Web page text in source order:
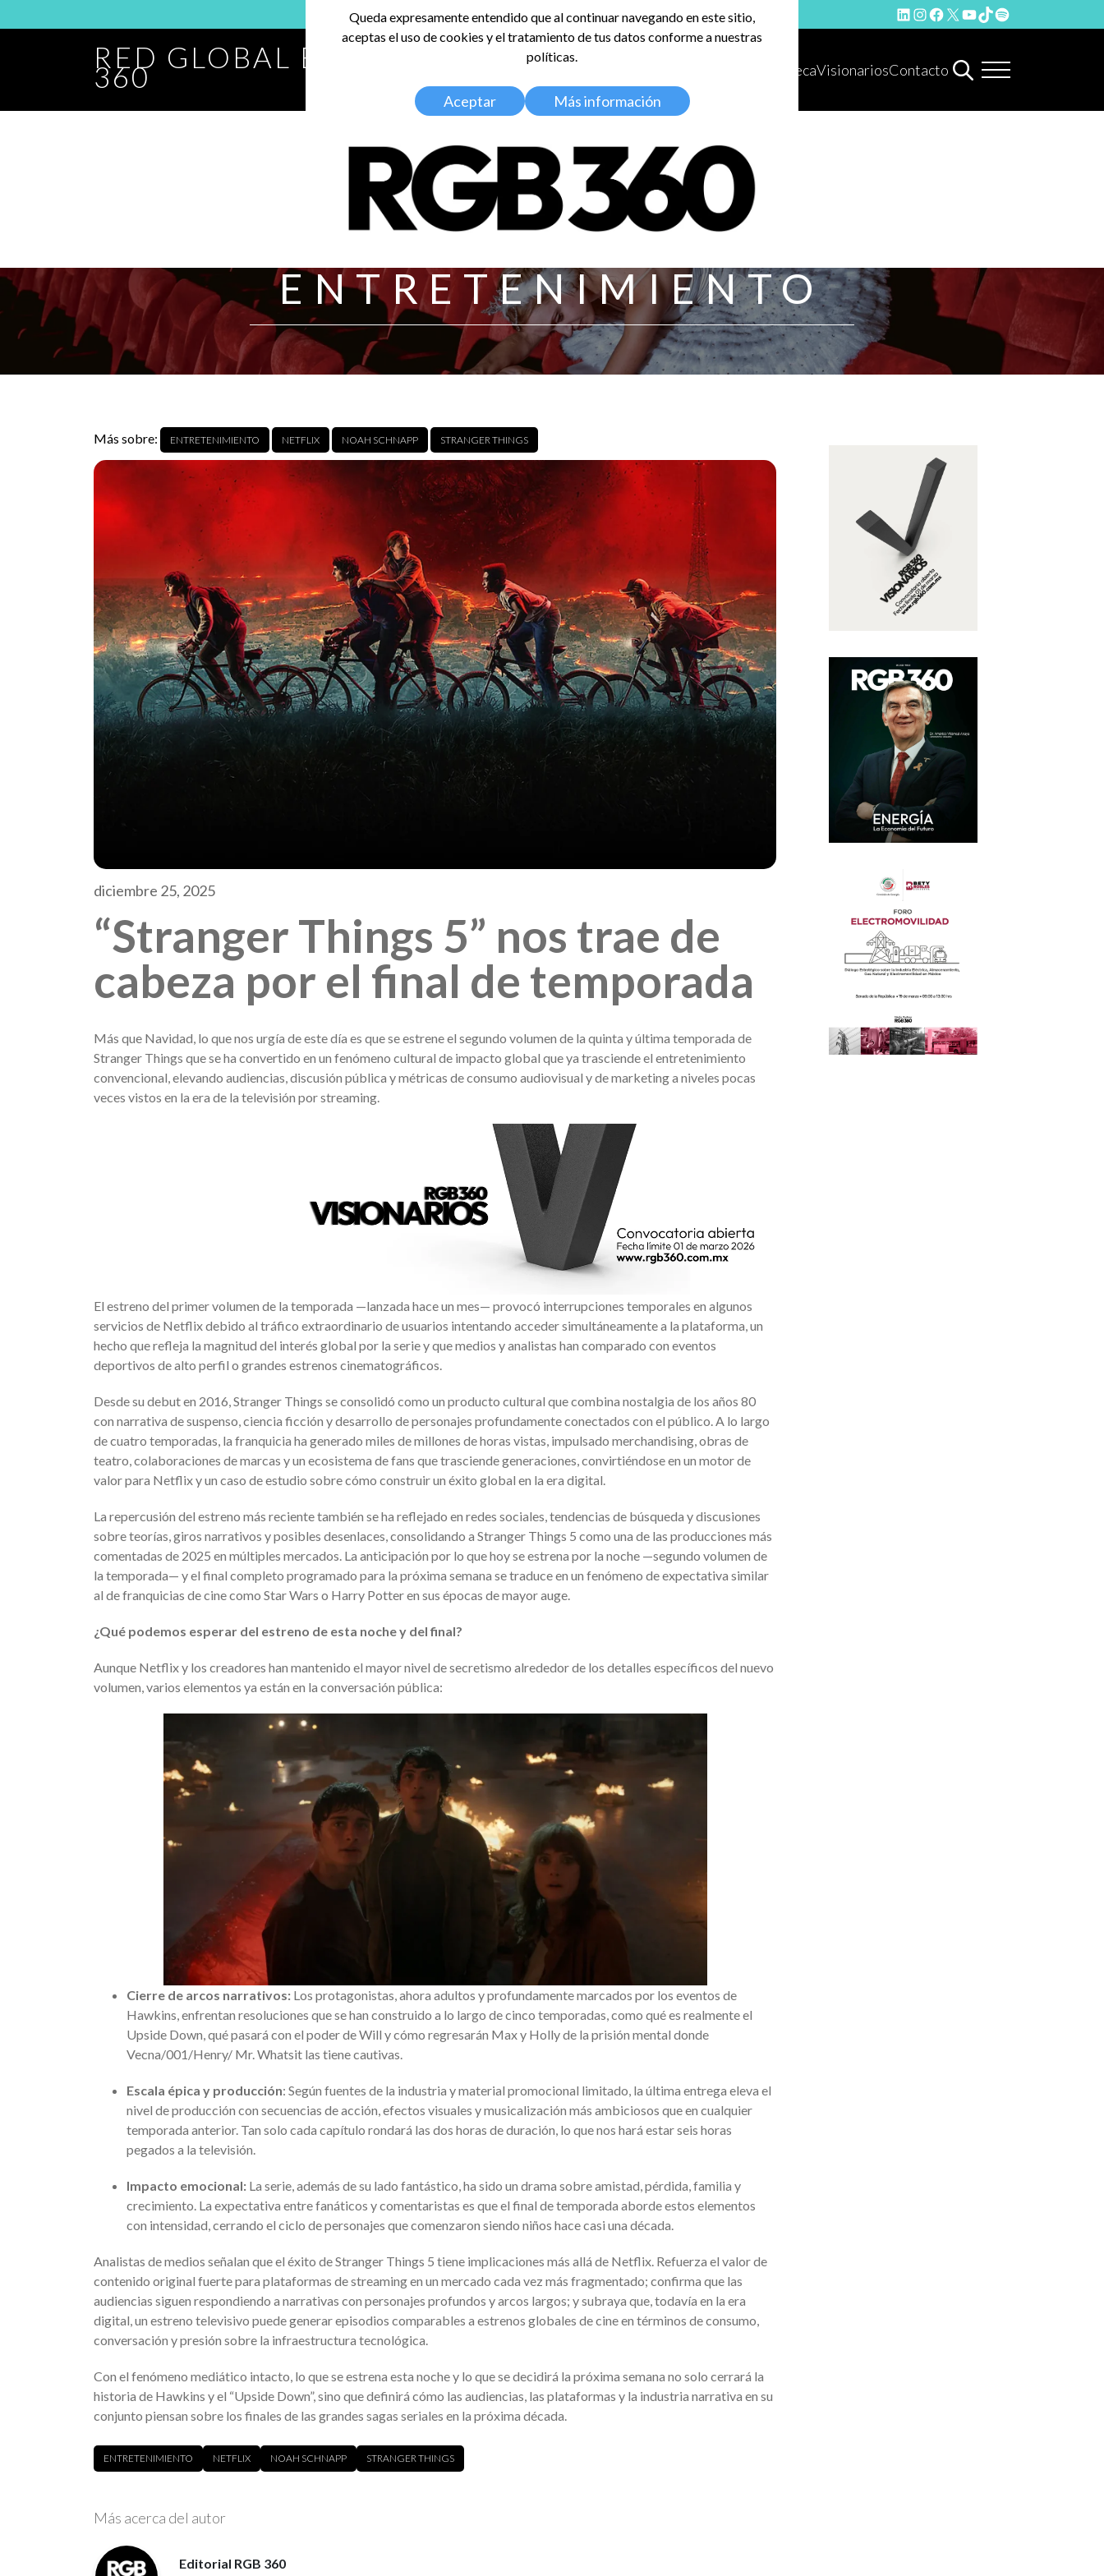
LinkedIn
Instagram
Facebook
X YouTube
TikTok
Spotify
RED GLOBAL BALDOSA
360 HemerotecaVisionariosContacto
ENTRETENIMIENTO
Más sobre: ENTRETENIMIENTO NETFLIX NOAH SCHNAPP STRANGER THINGS
diciembre 25, 2025
“Stranger Things 5” nos trae de
cabeza por el final de temporada
Más que Navidad, lo que nos urgía de este día es que se estrene el segundo volumen de la quinta y última temporada de
Stranger Things que se ha convertido en un fenómeno cultural de impacto global que ya trasciende el entretenimiento
convencional, elevando audiencias, discusión pública y métricas de consumo audiovisual y de marketing a niveles pocas
veces vistos en la era de la televisión por streaming.
El estreno del primer volumen de la temporada —lanzada hace un mes— provocó interrupciones temporales en algunos
servicios de Netflix debido al tráfico extraordinario de usuarios intentando acceder simultáneamente a la plataforma, un
hecho que refleja la magnitud del interés global por la serie y que medios y analistas han comparado con eventos
deportivos de alto perfil o grandes estrenos cinematográficos.
Desde su debut en 2016, Stranger Things se consolidó como un producto cultural que combina nostalgia de los años 80
con narrativa de suspenso, ciencia ficción y desarrollo de personajes profundamente conectados con el público. A lo largo
de cuatro temporadas, la franquicia ha generado miles de millones de horas vistas, impulsado merchandising, obras de
teatro, colaboraciones de marcas y un ecosistema de fans que trasciende generaciones, convirtiéndose en un motor de
valor para Netflix y un caso de estudio sobre cómo construir un éxito global en la era digital.
La repercusión del estreno más reciente también se ha reflejado en redes sociales, tendencias de búsqueda y discusiones
sobre teorías, giros narrativos y posibles desenlaces, consolidando a Stranger Things 5 como una de las producciones más
comentadas de 2025 en múltiples mercados. La anticipación por lo que hoy se estrena por la noche —segundo volumen de
la temporada— y el final completo programado para la próxima semana se traduce en un fenómeno de expectativa similar
al de franquicias de cine como Star Wars o Harry Potter en sus épocas de mayor auge.
¿Qué podemos esperar del estreno de esta noche y del final?
Aunque Netflix y los creadores han mantenido el mayor nivel de secretismo alrededor de los detalles específicos del nuevo
volumen, varios elementos ya están en la conversación pública:
Cierre de arcos narrativos: Los protagonistas, ahora adultos y profundamente marcados por los eventos de
Hawkins, enfrentan resoluciones que se han construido a lo largo de cinco temporadas, como qué es realmente el
Upside Down, qué pasará con el poder de Will y cómo regresarán Max y Holly de la prisión mental donde
Vecna/001/Henry/ Mr. Whatsit las tiene cautivas.
Escala épica y producción: Según fuentes de la industria y material promocional limitado, la última entrega eleva el
nivel de producción con secuencias de acción, efectos visuales y musicalización más ambiciosos que en cualquier
temporada anterior. Tan solo cada capítulo rondará las dos horas de duración, lo que nos hará estar seis horas
pegados a la televisión.
Impacto emocional: La serie, además de su lado fantástico, ha sido un drama sobre amistad, pérdida, familia y
crecimiento. La expectativa entre fanáticos y comentaristas es que el final de temporada aborde estos elementos
con intensidad, cerrando el ciclo de personajes que comenzaron siendo niños hace casi una década.
Analistas de medios señalan que el éxito de Stranger Things 5 tiene implicaciones más allá de Netflix. Refuerza el valor de
contenido original fuerte para plataformas de streaming en un mercado cada vez más fragmentado; confirma que las
audiencias siguen respondiendo a narrativas con personajes profundos y arcos largos; y subraya que, todavía en la era
digital, un estreno televisivo puede generar episodios comparables a estrenos globales de cine en términos de consumo,
conversación y presión sobre la infraestructura tecnológica.
Con el fenómeno mediático intacto, lo que se estrena esta noche y lo que se decidirá la próxima semana no solo cerrará la
historia de Hawkins y el “Upside Down”, sino que definirá cómo las audiencias, las plataformas y la industria narrativa en su
conjunto piensan sobre los finales de las grandes sagas seriales en la próxima década.
ENTRETENIMIENTO NETFLIX NOAH SCHNAPP STRANGER THINGS
Más acerca del autor
Editorial RGB 360
Queda expresamente entendido que al continuar navegando en este sitio,
aceptas el uso de cookies y el tratamiento de tus datos conforme a nuestras
políticas.
Aceptar Más información